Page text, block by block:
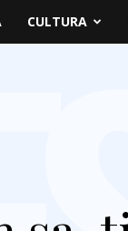
CULTURA